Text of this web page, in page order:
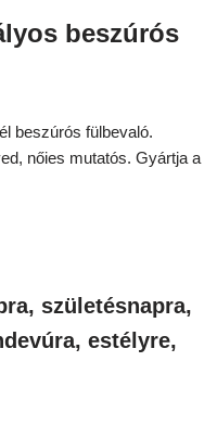
beszúrós
beszúrós fülbevaló.
nőies mutatós. Gyártja a
születésnapra,
estélyre,